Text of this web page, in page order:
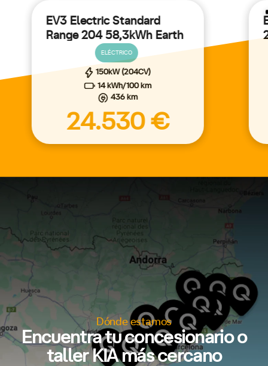
EV3 Electric Standard
Range 204 58,3kWh Earth
ELÉCTRICO
150kW (204CV)
14 kWh/100 km
436 km
24.530 €
Dónde estamos
Encuentra tu concesionario o
taller KIA más cercano